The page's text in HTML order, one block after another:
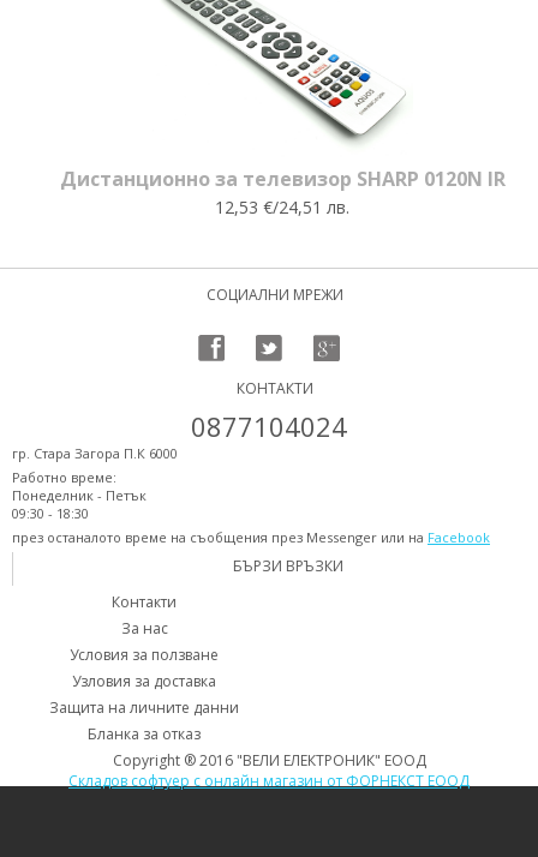
Дистанционно за телевизор SHARP 0120N IR
12,53 €/24,51 лв.
СОЦИАЛНИ МРЕЖИ
КОНТАКТИ
0877104024
гр. Стара Загора П.К 6000
Работно време:
Понеделник - Петък
09:30 - 18:30
през останалото време на съобщения през Messenger или на Facebook
БЪРЗИ ВРЪЗКИ
Контакти
За нас
Условия за ползване
Узловия за доставка
Защита на личните данни
Бланка за отказ
Copyright ® 2016 "ВЕЛИ ЕЛЕКТРОНИК" ЕООД
Складов софтуер с онлайн магазин от ФОРНЕКСТ ЕООД